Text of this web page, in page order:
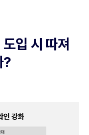
입 시 따져
?